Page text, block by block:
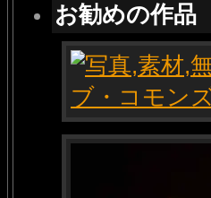
お勧めの作品